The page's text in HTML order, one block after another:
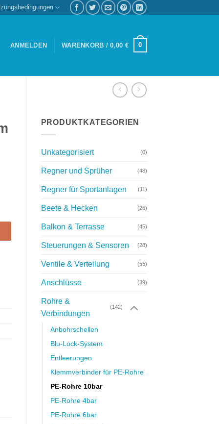
ANMELDEN WARENKORB /0,00 € 0
PRODUKTKATEGORIEN
Unkategorisiert (0)
Regner und Sprüher (48)
Regner für Sportanlagen (11)
Beete & Hecken (26)
Balkon & Terrasse (45)
Steuerungen & Sensoren (28)
Ventile & Verteilung (55)
Anschlüsse (39)
Rohre &
Verbindungen
(142)
Anbohrschellen
Blu-Lock-System
Entleerungen
Klemmverbinder für PE-Rohre
PE-Rohre 10bar
PE-Rohre 4bar
PE-Rohre 6bar